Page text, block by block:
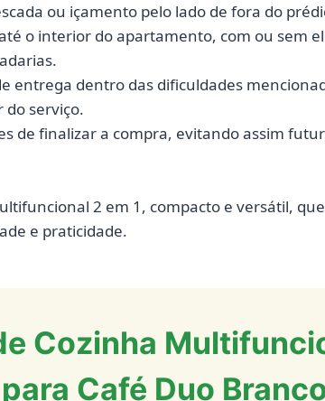
ou içamento pelo lado de fora do
o interior do apartamento, com ou sem
entrega dentro das dificuldades
do serviço.
de finalizar a compra, evitando assim
2 em 1, compacto e versátil,
e praticidade.
Cozinha
Café Duo